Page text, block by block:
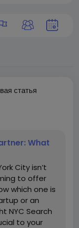
статья
What
City isn’t
to offer
which one is
or an
NYC Search
to your